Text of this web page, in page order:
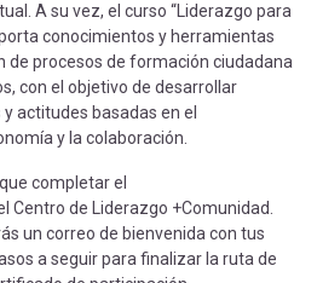
A su vez, el curso “Liderazgo para
conocimientos y herramientas
de procesos de formación ciudadana
con el objetivo de desarrollar
actitudes basadas en el
y la colaboración.
completar el
Centro de Liderazgo +Comunidad.
un correo de bienvenida con tus
a seguir para finalizar la ruta de